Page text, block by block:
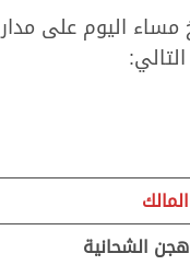
المالك
هجن الشحانية